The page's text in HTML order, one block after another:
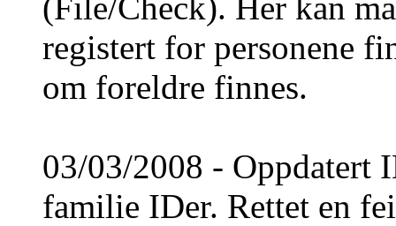
registert for personene
om foreldre finnes.
03/03/2008 - Oppdatert
familie IDer. Rettet en